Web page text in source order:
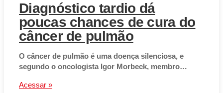
Diagnóstico tardio dá
poucas chances de cura do
câncer de pulmão
O câncer de pulmão é uma doença silenciosa, e
segundo o oncologista Igor Morbeck, membro…
Acessar »